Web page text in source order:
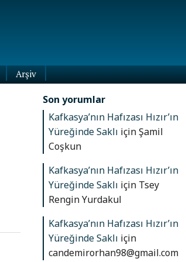
Arşiv
Son yorumlar
Kafkasya’nın Hafızası Hızır’ın
Yüreğinde Saklı içinŞamil
Coşkun
Kafkasya’nın Hafızası Hızır’ın
Yüreğinde Saklı için Tsey
Rengin Yurdakul
Kafkasya’nın Hafızası Hızır’ın
Yüreğinde Saklı için
candemirorhan98@gmail.com